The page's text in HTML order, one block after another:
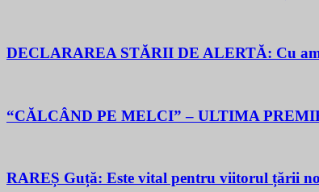
DECLARAREA STĂRII DE ALERTĂ: Cu
“CĂLCÂND PE MELCI” – ULTIMA
RAREȘ Guță: Este vital pentru viitorul țării